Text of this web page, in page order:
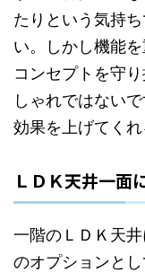
たりという気持
い。しかし機能
コンセプトを守
しゃれではない
効果を上げてくれ
ＬＤＫ天井一面
一階のＬＤＫ天
のオプションと